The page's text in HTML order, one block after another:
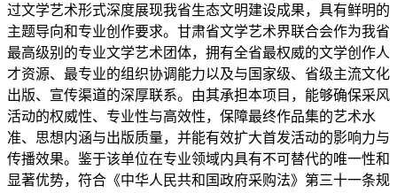
过文学艺术形式深度展现我省生态文明建设成果，具有鲜明的
主题导向和专业创作要求。甘肃省文学艺术界联合会作为我省
最高级别的专业文学艺术团体，拥有全省最权威的文学创作人
才资源、最专业的组织协调能力以及与国家级、省级主流文化
出版、宣传渠道的深厚联系。由其承担本项目，能够确保采风
活动的权威性、专业性与高效性，保障最终作品集的艺术水
准、思想内涵与出版质量，并能有效扩大首发活动的影响力与
传播效果。鉴于该单位在专业领域内具有不可替代的唯一性和
显著优势，符合《中华人民共和国政府采购法》第三十一条规